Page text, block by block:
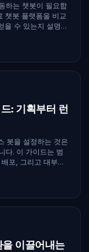
하는 챗봇이 필요합
챗봇 플랫폼을 비교
수 있는지 설명합
: 기획부터 런
봇을 설정하는 것은
다. 이 가이드는 범
포, 그리고 대부분
이끌어내는